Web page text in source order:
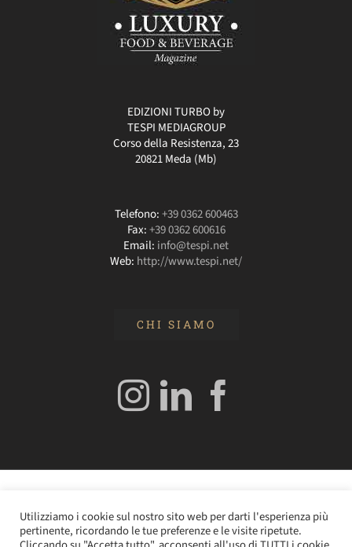
EDIZIONI TURBO by
TESPI MEDIAGROUP
Corso della Resistenza, 23
20821 Meda (Mb)
Telefono:+39 0362 600463
Fax:+39 0362 600616
Email: info@tespi.net
Web: http://www.tespi.net/
CHI SIAMO
Angelo Frigerio -Cookie Policy–Privacy Policy- P.IVA
0362610964
Utilizziamo i cookie sul nostro sito web per darti l'esperienza più
pertinente, ricordando le tue preferenze e le visite ripetute.